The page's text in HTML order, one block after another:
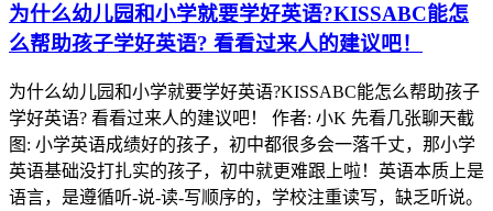
为什么幼儿园和小学就要学好英语?KISSABC能怎
么帮助孩子学好英语? 看看过来人的建议吧！
为什么幼儿园和小学就要学好英语?KISSABC能怎么帮助孩子
学好英语? 看看过来人的建议吧！ 作者: 小K 先看几张聊天截
图: 小学英语成绩好的孩子，初中都很多会一落千丈，那小学
英语基础没打扎实的孩子，初中就更难跟上啦！英语本质上是
语言，是遵循听-说-读-写顺序的，学校注重读写，缺乏听说。